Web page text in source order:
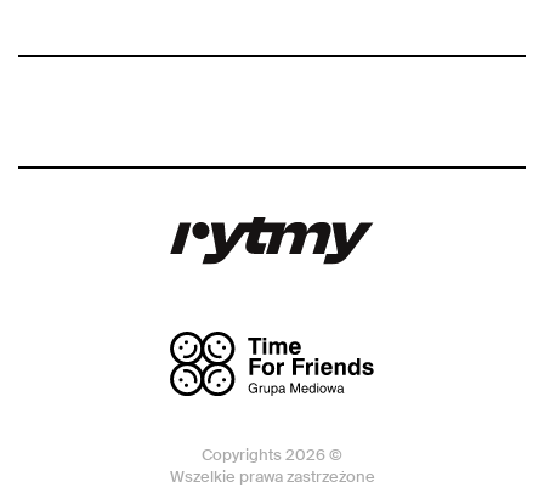
Copyrights 2026 ©
Wszelkie prawa zastrzeżone